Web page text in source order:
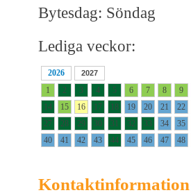
Bytesdag: Söndag
Lediga veckor:
2026 2027
1 2 3 4 5 6 7 8 9
14
15 16 17 18 19 20 21 22
27
28 29 30 31 32 33 34 35
40
41 42 43 44 45 46 47 48
Kontaktinformation